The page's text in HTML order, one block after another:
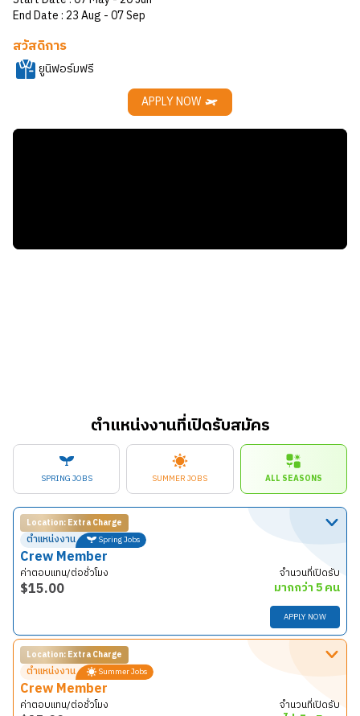
End Date : 23 Aug - 07 Sep
สวัสดิการ
ยูนิฟอร์มฟรี
APPLY NOW
ตำแหน่งงานที่เปิดรับสมัคร
SPRING JOBS SUMMER JOBS ALL SEASONS
Location: Extra Charge
ตำแหน่งงาน Spring Jobs
Crew Member
ค่าตอบแทน/ต่อชั่วโมง
$15.00
จำนวนที่เปิดรับ
มากกว่า 5 คน
APPLY NOW
รายละเอียดงาน
พนักงาน McDoanld’s มีหน้าที่ทำงานตามคุณภาพมาตรฐาน
การให้บริการของ McDonald’s เพื่อให้ลูกค้ามั่นใจว่าจะได้รับ
Location: Extra Charge
ตำแหน่งงาน Summer Jobs
Crew Member
ค่าตอบแทน/ต่อชั่วโมง จำนวนที่เปิดรับ